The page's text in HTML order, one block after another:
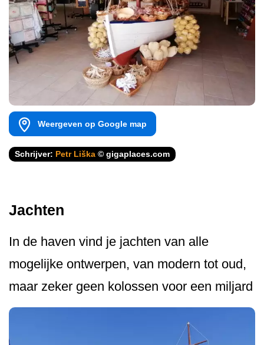
Weergeven op Google map
Schrijver: Petr Liška © gigaplaces.com
Jachten
In de haven vind je jachten van alle
mogelijke ontwerpen, van modern tot oud,
maar zeker geen kolossen voor een miljard